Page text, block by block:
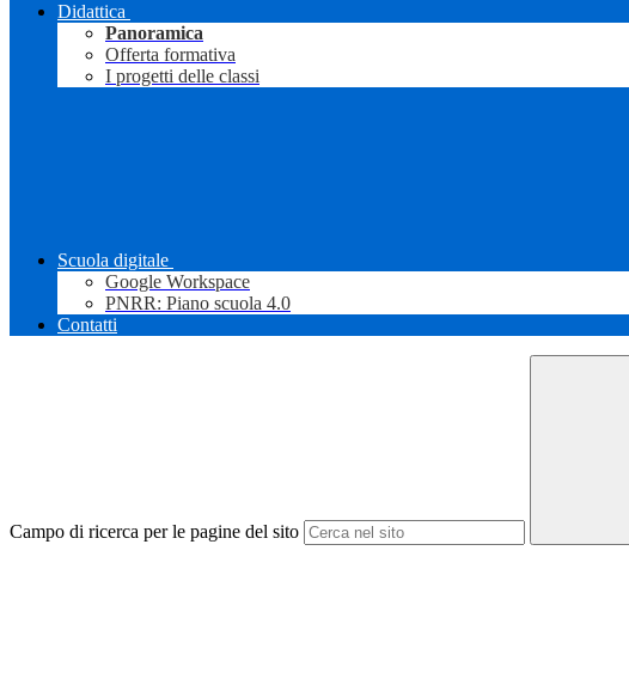
Didattica
Panoramica
Offerta formativa
I progetti delle classi
Scuola digitale
Google Workspace
PNRR: Piano scuola 4.0
Contatti
Campo di ricerca per le pagine del sito